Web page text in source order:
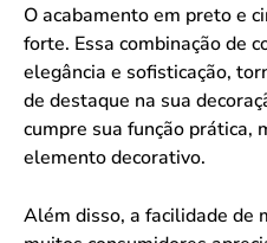
O acabamento em preto e
forte. Essa combinação de
elegância e sofisticação,
de destaque na sua
cumpre sua função prática,
elemento decorativo.
Além disso, a facilidade de